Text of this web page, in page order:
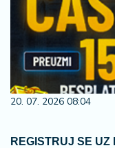
20. 07. 2026 08:04
REGISTRUJ SE